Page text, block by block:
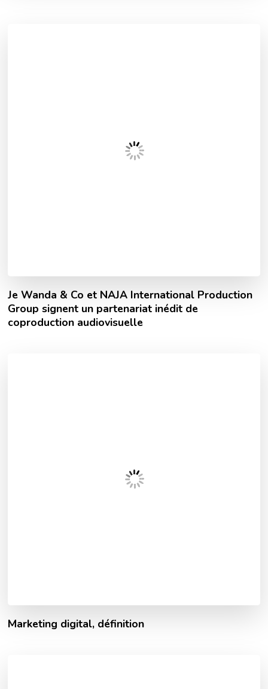
Je Wanda & Co et NAJA International Production
Group signent un partenariat inédit de
coproduction audiovisuelle
Marketing digital, définition